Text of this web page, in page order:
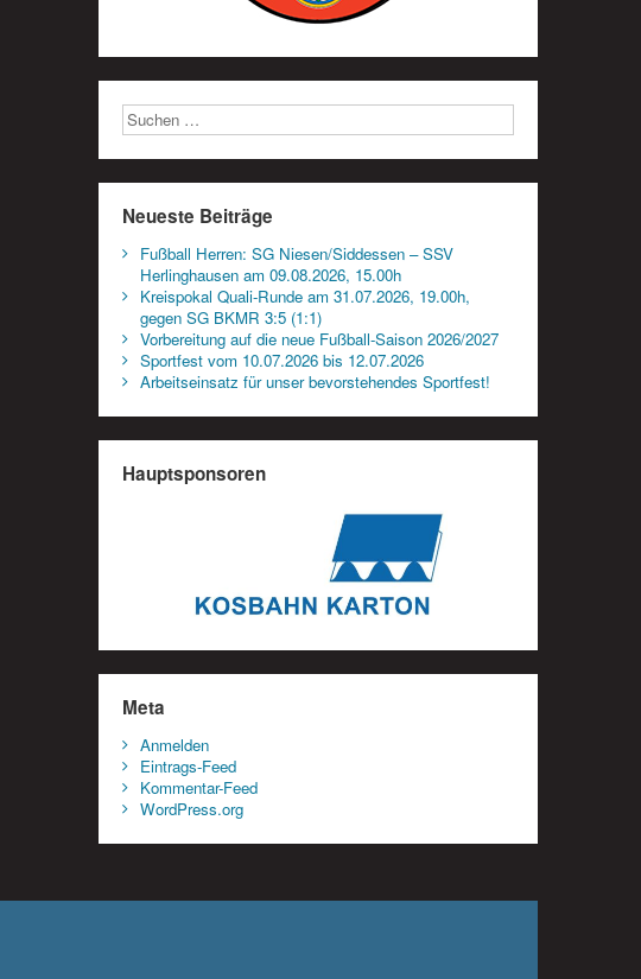
Neueste Beiträge
Fußball Herren: SG Niesen/Siddessen – SSV
Herlinghausen am 09.08.2026, 15.00h
Kreispokal Quali-Runde am 31.07.2026, 19.00h,
gegen SG BKMR 3:5 (1:1)
Vorbereitung auf die neue Fußball-Saison 2026/2027
Sportfest vom 10.07.2026 bis 12.07.2026
Arbeitseinsatz für unser bevorstehendes Sportfest!
Hauptsponsoren
Meta
Anmelden
Eintrags-Feed
Kommentar-Feed
WordPress.org